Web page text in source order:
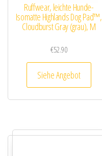
Ruffwear, leichte Hunde-
Isomatte Highlands Dog Pad™,
Cloudburst Gray (grau), M
€52.90
Siehe Angebot